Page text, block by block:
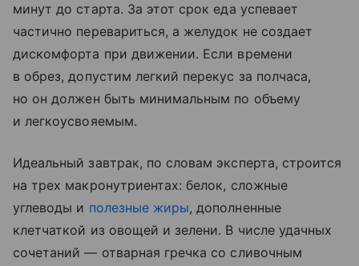
минут до старта. За этот срок еда успевает
частично перевариться, а желудок не создает
дискомфорта при движении. Если времени
в обрез, допустим легкий перекус за полчаса,
но он должен быть минимальным по объему
и легкоусвояемым.
Идеальный завтрак, по словам эксперта, строится
на трех макронутриентах: белок, сложные
углеводы и полезные жиры, дополненные
клетчаткой из овощей и зелени. В числе удачных
сочетаний — отварная гречка со сливочным